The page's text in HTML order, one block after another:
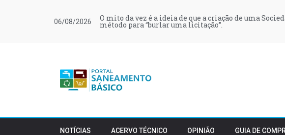
06/08/2026 O mito da vez é a ideia de que a criação de uma
método para “burlar uma licitação”.
NOTÍCIAS ACERVO TÉCNICO OPINIÃO GUIA DE